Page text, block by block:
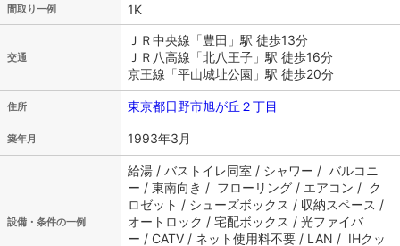
間取り一例 1K
交通
ＪＲ中央線「豊田」駅 徒歩13分
ＪＲ八高線「北八王子」駅 徒歩16分
京王線「平山城址公園」駅 徒歩20分
住所 東京都日野市旭が丘２丁目
築年月 1993年3月
設備・条件の一例
給湯 / バストイレ同室 / シャワー / バルコニ
ー / 東南向き / フローリング / エアコン / ク
ロゼット / シューズボックス / 収納スペース /
オートロック / 宅配ボックス / 光ファイバ
ー / CATV / ネット使用料不要 / LAN / IHクッ